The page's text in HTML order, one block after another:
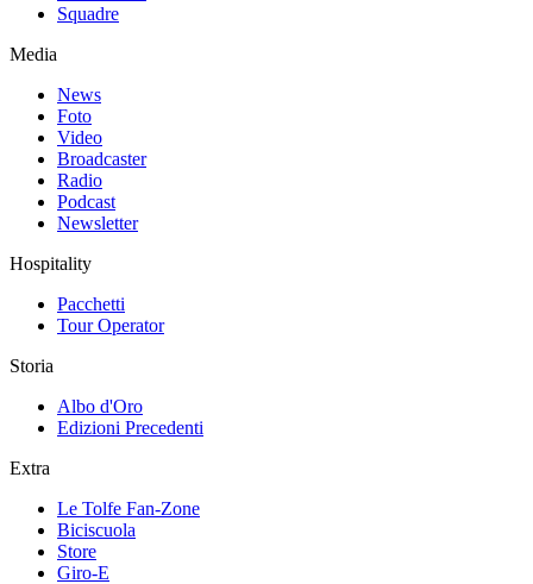
Squadre
Media
News
Foto
Video
Broadcaster
Radio
Podcast
Newsletter
Hospitality
Pacchetti
Tour Operator
Storia
Albo d'Oro
Edizioni Precedenti
Extra
Le Tolfe Fan-Zone
Biciscuola
Store
Giro-E